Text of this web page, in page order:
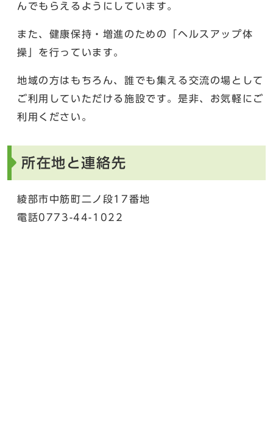
んでもらえるようにしています。
また、健康保持・増進のための「ヘルスアップ体
操」を行っています。
地域の方はもちろん、誰でも集える交流の場として
ご利用していただける施設です。是非、お気軽にご
利用ください。
所在地と連絡先
綾部市中筋町二ノ段17番地
電話0773-44-1022